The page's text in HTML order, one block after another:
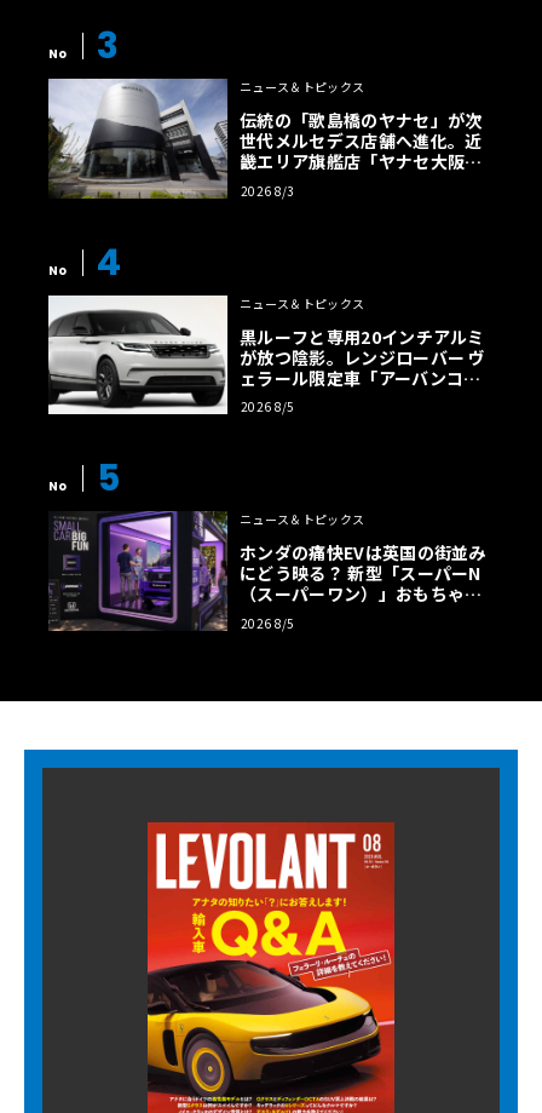
No 3
ニュース＆トピックス
伝統の「歌島橋のヤナセ」が次
世代メルセデス店舗へ進化。近
畿エリア旗艦店「ヤナセ大阪支
店」がリニューアル
2026 8/3
No 4
ニュース＆トピックス
黒ルーフと専用20インチアルミ
が放つ陰影。レンジローバー ヴ
ェラール限定車「アーバンコン
トラスト・エディション」登場
2026 8/5
No 5
ニュース＆トピックス
ホンダの痛快EVは英国の街並み
にどう映る？ 新型「スーパーN
（スーパーワン）」おもちゃ箱
ツアーの全貌
2026 8/5